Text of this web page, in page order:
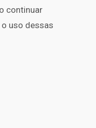
continuar
uso dessas